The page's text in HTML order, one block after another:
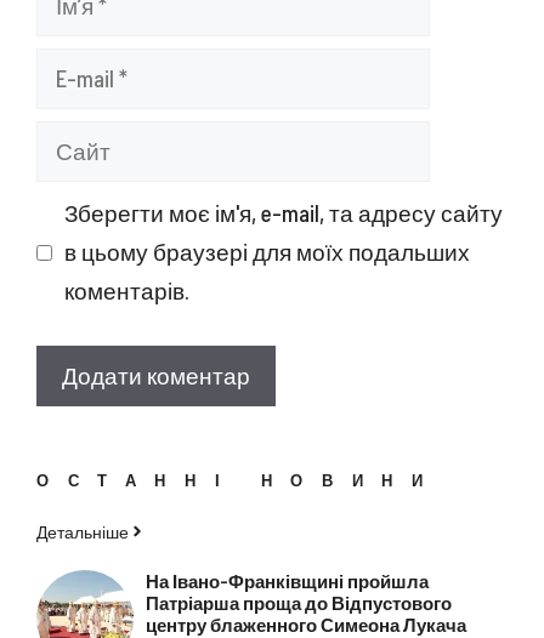
Сайт
Зберегти моє ім'я, e-mail, та адресу сайту
в цьому браузері для моїх подальших
коментарів.
ОСТАННІ НОВИНИ
Детальніше
На Івано-Франківщині пройшла
Патріарша проща до Відпустового
центру блаженного Симеона Лукача